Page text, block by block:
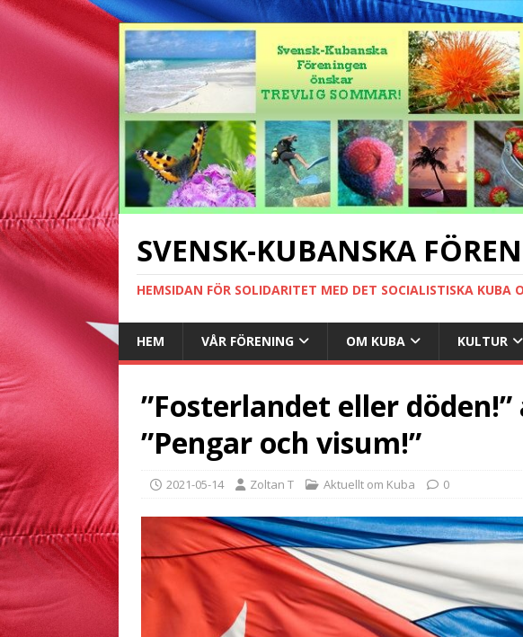
SVENSK-KUBANSKA
HEMSIDAN FÖR SOLIDARITET MED DET SOCIALISTISKA KUBA
HEM VÅR FÖRENING OM KUBA KULTUR
”Fosterlandet eller
”Pengar och visum!”
2021-05-14 Zoltan T Aktuellt om Kuba 0